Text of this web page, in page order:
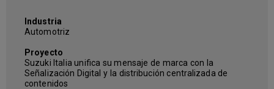
Industria
Automotriz
Proyecto
Suzuki Italia unifica su mensaje de marca con la
Señalización Digital y la distribución centralizada de
contenidos